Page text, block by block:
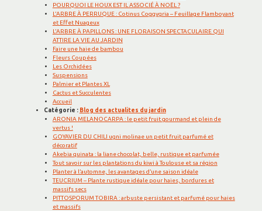
POURQUOI LE HOUX EST IL ASSOCIÉ À NOËL ?
L’ARBRE À PERRUQUE : Cotinus Coggygria – Feuillage Flamboyant
et Effet Nuageux
L’ARBRE À PAPILLONS : UNE FLORAISON SPECTACULAIRE QUI
ATTIRE LA VIE AU JARDIN
Faire une haie de bambou
Fleurs Coupées
Les Orchidées
Suspensions
Palmier et Plantes XL
Cactus et Succulentes
Accueil
Catégorie : Blog des actualites du jardin
ARONIA MELANOCARPA : le petit fruit gourmand et plein de
vertus !
GOYAVIER DU CHILI ugni molinae un petit fruit parfumé et
décoratif
Akebia quinata : la liane chocolat, belle, rustique et parfumée
Tout savoir sur les plantations du kiwi à Toulouse et sa région
Planter à l’automne, les avantages d’une saison idéale
TEUCRIUM – Plante rustique idéale pour haies, bordures et
massifs secs
PITTOSPORUM TOBIRA : arbuste persistant et parfumé pour haies
et massifs